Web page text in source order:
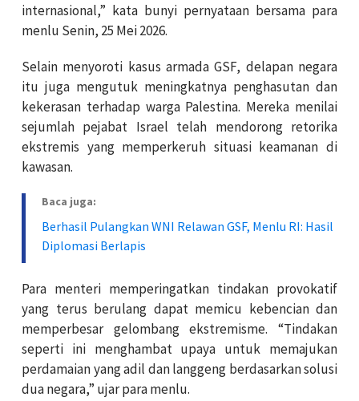
internasional,” kata bunyi pernyataan bersama para
menlu Senin, 25 Mei 2026.
Selain menyoroti kasus armada GSF, delapan negara
itu juga mengutuk meningkatnya penghasutan dan
kekerasan terhadap warga Palestina. Mereka menilai
sejumlah pejabat Israel telah mendorong retorika
ekstremis yang memperkeruh situasi keamanan di
kawasan.
Baca juga:
Berhasil Pulangkan WNI Relawan GSF, Menlu RI: Hasil
Diplomasi Berlapis
Para menteri memperingatkan tindakan provokatif
yang terus berulang dapat memicu kebencian dan
memperbesar gelombang ekstremisme. “Tindakan
seperti ini menghambat upaya untuk memajukan
perdamaian yang adil dan langgeng berdasarkan solusi
dua negara,” ujar para menlu.